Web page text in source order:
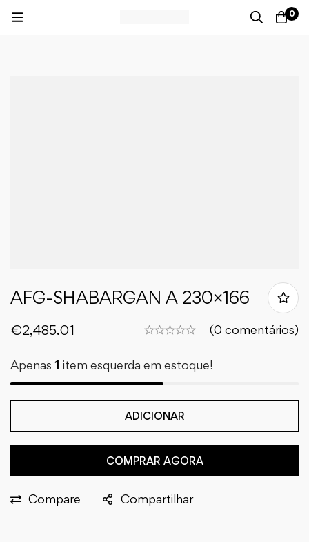
0
AFG-SHABARGAN A 230×166
€2,485.01 (0 comentários)
Apenas 1 item esquerda em estoque!
ADICIONAR
COMPRAR AGORA
Compare Compartilhar